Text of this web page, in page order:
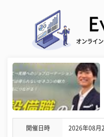
オンライ
開催日時 2026年08月